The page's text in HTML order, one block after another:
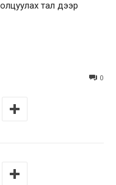
тал дээр
0